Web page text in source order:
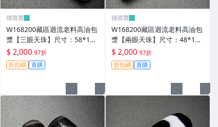
德寶齋
W168200藏區迴流老料高油包
漿【三眼天珠】尺寸：58*13
毫米 重量15.2克馬蹄清紋晰 天
珠 瑪瑙 文玩【德寶齋】499
$ 2,000 97折
折扣碼 直購
德寶齋
W168200藏區迴流老料高油包
漿【兩眼天珠】尺寸：48*12
毫米 重量11克圖騰清晰流暢
天珠 瑪瑙 文玩【德寶齋】498
$ 2,000 97折
折扣碼 直購